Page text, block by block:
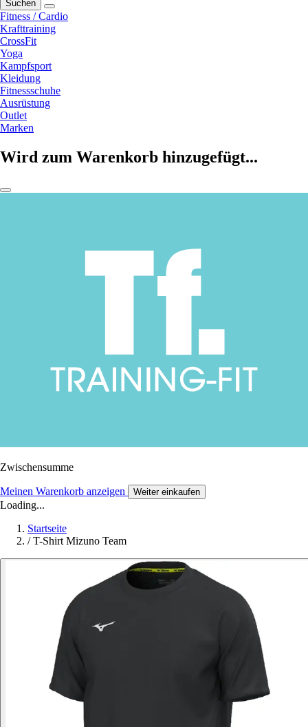
Suchen
Fitness / Cardio
Krafttraining
CrossFit
Yoga
Kampfsport
Kleidung
Fitnessschuhe
Ausrüstung
Outlet
Marken
Wird zum Warenkorb hinzugefügt...
Zwischensumme
Meinen Warenkorb anzeigen Weiter einkaufen
Loading...
Startseite
/ T-Shirt Mizuno Team